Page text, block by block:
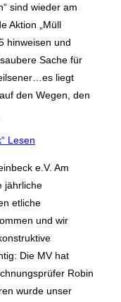
sind wieder am
Aktion „Müll
hinweisen und
Sache für
liegt
den Wegen, den
Lesen
e.V. Am
jährliche
etliche
und wir
Die MV hat
Robin
wurde unser